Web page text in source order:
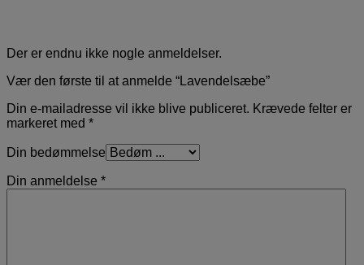
Der er endnu ikke nogle anmeldelser.
Vær den første til at anmelde “Lavendelsæbe”
Din e-mailadresse vil ikke blive publiceret. Krævede felter er
markeret med *
Din bedømmelse
Din anmeldelse *